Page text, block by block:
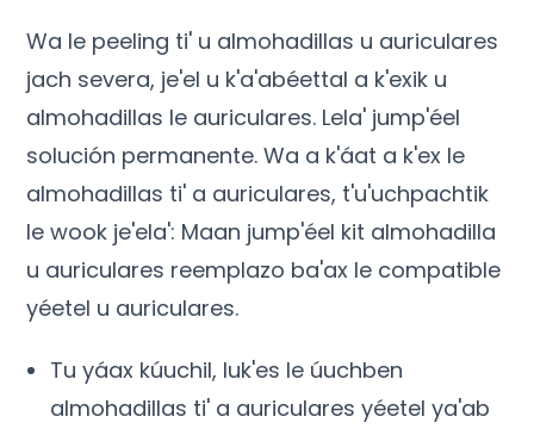
Wa le peeling ti' u almohadillas u auriculares
jach severa, je'el u k'a'abéettal a k'exik u
almohadillas le auriculares. Lela' jump'éel
solución permanente. Wa a k'áat a k'ex le
almohadillas ti' a auriculares, t'u'uchpachtik
le wook je'ela': Maan jump'éel kit almohadilla
u auriculares reemplazo ba'ax le compatible
yéetel u auriculares.
Tu yáax kúuchil, luk'es le úuchben
almohadillas ti' a auriculares yéetel ya'ab